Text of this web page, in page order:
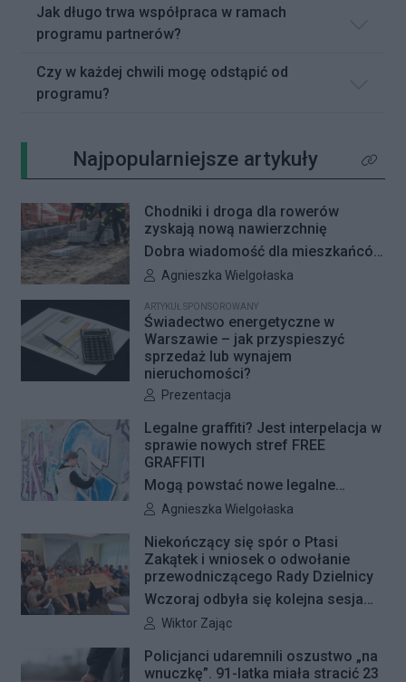
Jak długo trwa współpraca w ramach
programu partnerów?
Czy w każdej chwili mogę odstąpić od
programu?
Najpopularniejsze artykuły Kliknij
Chodniki i droga dla rowerów
zyskają nową nawierzchnię
Dobra wiadomość dla mieszkańców
Woli i Żoliborza. Zarząd Dróg
remonty infrastruktury dla pieszych
i rowerzystów. Oferty w
przetargach zostały już otwarte, a
jeśli wszystko przebiegnie zgodnie
z planem, nowe nawierzchnie
pojawią się jeszcze w tym roku.
Autor artykułu:
Agnieszka Wielgołaska
ARTYKUŁ SPONSOROWANY
Świadectwo energetyczne w
Warszawie – jak przyspieszyć
sprzedaż lub wynajem
nieruchomości?
Autor artykułu:
Prezentacja
Legalne graffiti? Jest interpelacja w
sprawie nowych stref FREE
GRAFFITI
Mogą powstać nowe legalne
miejsca do wykonywania graffiti.
interpelację, w której proponuje
wyznaczenie kolejnych stref FREE
GRAFFITI we współpracy z
Zarządem Dróg Miejskich.
Autor artykułu:
Agnieszka Wielgołaska
Niekończący się spór o Ptasi
Zakątek i wniosek o odwołanie
przewodniczącego Rady Dzielnicy
Wczoraj odbyła się kolejna sesja
poświęcona procedowaniu
Rady Dzielnicy Żoliborz w sprawie
Autor artykułu:
Wiktor Zając
Policjanci udaremnili oszustwo „na
wnuczkę”. 91-latka miała stracić 23